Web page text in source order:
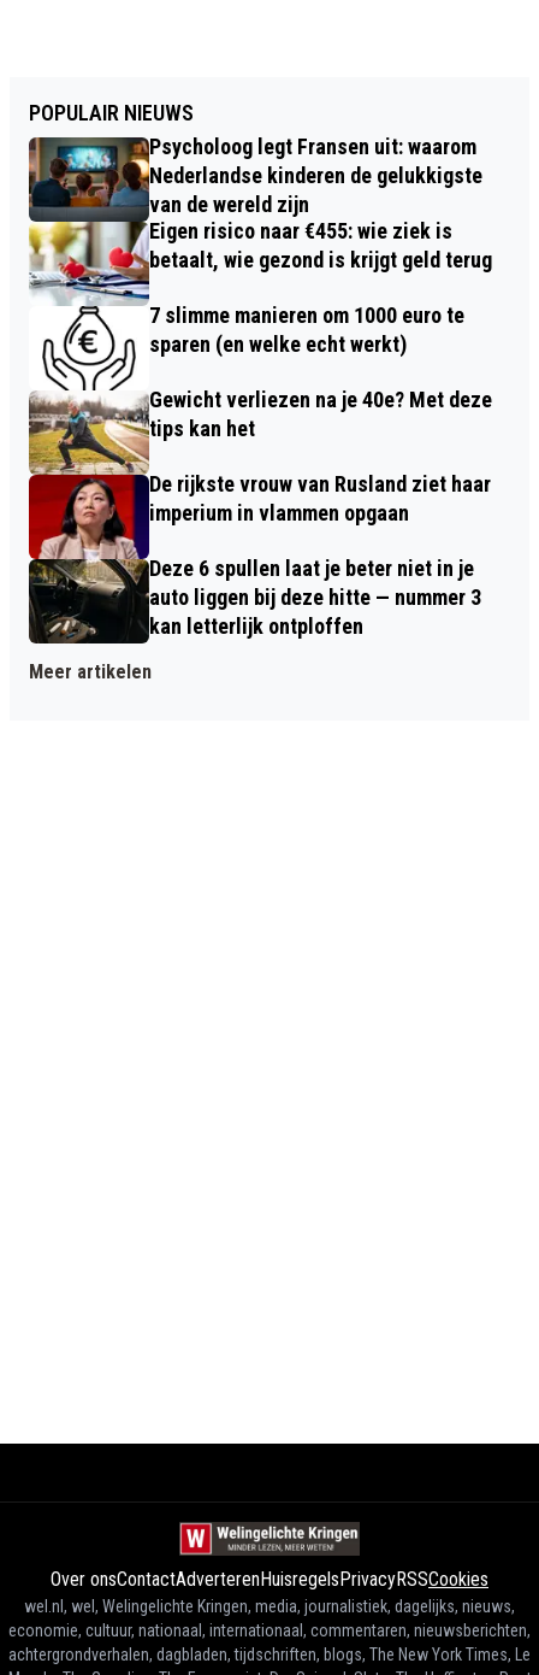
POPULAIR NIEUWS
Psycholoog legt Fransen uit: waarom
Nederlandse kinderen de gelukkigste
van de wereld zijn
Eigen risico naar €455: wie ziek is
betaalt, wie gezond is krijgt geld terug
7 slimme manieren om 1000 euro te
sparen (en welke echt werkt)
Gewicht verliezen na je 40e? Met deze
tips kan het
De rijkste vrouw van Rusland ziet haar
imperium in vlammen opgaan
Deze 6 spullen laat je beter niet in je
auto liggen bij deze hitte — nummer 3
kan letterlijk ontploffen
Meer artikelen
Over onsContactAdverterenHuisregels PrivacyRSSCookies
wel.nl, wel, Welingelichte Kringen, media, journalistiek, dagelijks, nieuws,
economie, cultuur, nationaal, internationaal, commentaren, nieuwsberichten,
achtergrondverhalen, dagbladen, tijdschriften, blogs, The New York Times, Le